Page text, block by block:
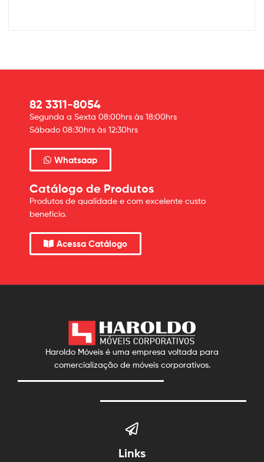
82 3311-8054
Segunda a Sexta 08:00hrs às 18:00hrs
Sábado 08:30hrs às 12:30hrs
Whatsaap
Catálogo de Produtos
Produtos de qualidade e com excelente custo
benefício.
Acessa Catálogo
Haroldo Móveis é uma empresa voltada para
comercialização de móveis corporativos.
Links